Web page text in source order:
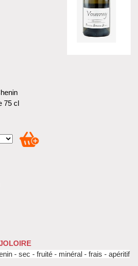
75 cl
- sec - fruité - minéral - frais - apéritif